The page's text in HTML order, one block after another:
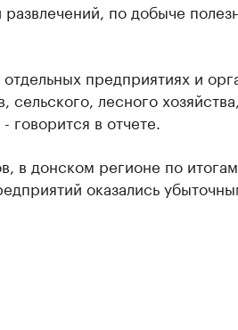
по добыче
предприятиях и
лесного
в отчете.
в донском регионе по
оказались